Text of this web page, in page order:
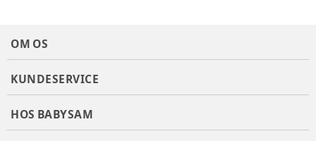
OM OS
KUNDESERVICE
HOS BABYSAM